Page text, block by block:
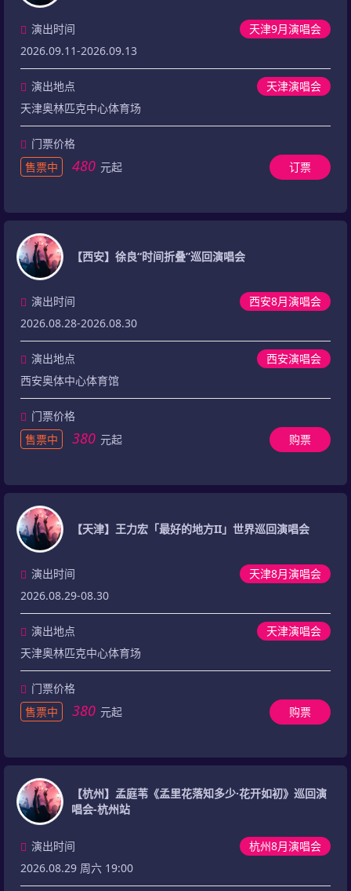
天津9月演唱会
演出时间
2026.09.11-2026.09.13
演出地点
天津演唱会
天津奥林匹克中心体育场
门票价格
售票中
480 元起 订票
【西安】徐良“时间折叠”巡回演唱会
西安8月演唱会
演出时间
2026.08.28-2026.08.30
演出地点
西安演唱会
西安奥体中心体育馆
门票价格
售票中
380 元起 购票
【天津】王力宏「最好的地方II」世界巡回演唱会
天津8月演唱会
演出时间
2026.08.29-08.30
演出地点
天津演唱会
天津奥林匹克中心体育场
门票价格
售票中
380 元起 购票
【杭州】孟庭苇《孟里花落知多少·花开如初》巡回演
唱会-杭州站
杭州8月演唱会
演出时间
2026.08.29 周六 19:00